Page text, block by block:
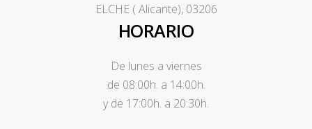
ELCHE ( Alicante), 03206
HORARIO
De lunes a viernes
de 08:00h. a 14:00h.
y de 17:00h. a 20:30h.